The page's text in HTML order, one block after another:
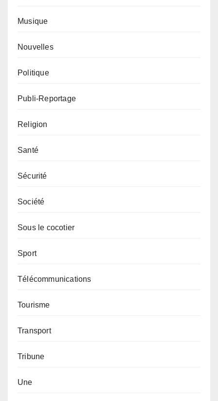
Musique
Nouvelles
Politique
Publi-Reportage
Religion
Santé
Sécurité
Société
Sous le cocotier
Sport
Télécommunications
Tourisme
Transport
Tribune
Une